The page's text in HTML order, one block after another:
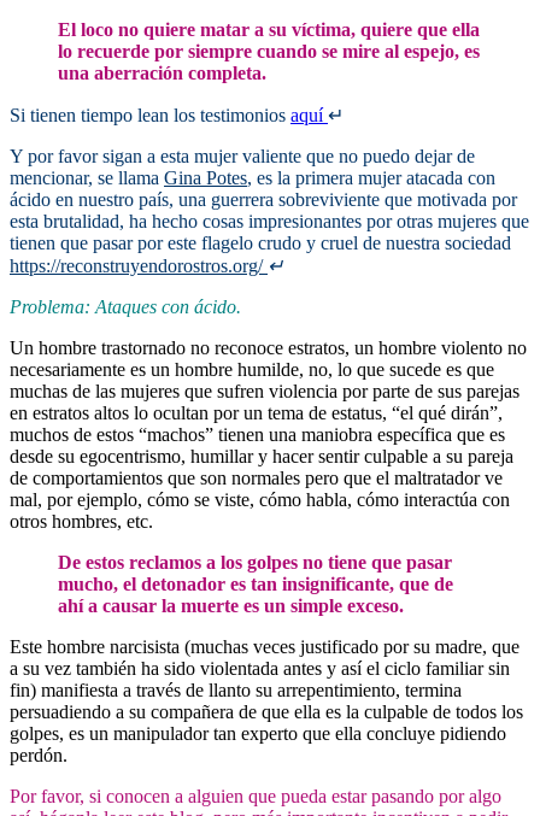
El loco no quiere matar a su víctima, quiere que ella
lo recuerde por siempre cuando se mire al espejo, es
una aberración completa.
Si tienen tiempo lean los testimonios aquí↵
Y por favor sigan a esta mujer valiente que no puedo dejar de
mencionar, se llama Gina Potes, es la primera mujer atacada con
ácido en nuestro país, una guerrera sobreviviente que motivada por
esta brutalidad, ha hecho cosas impresionantes por otras mujeres que
tienen que pasar por este flagelo crudo y cruel de nuestra sociedad
https://reconstruyendorostros.org/ ↵
Problema: Ataques con ácido.
Un hombre trastornado no reconoce estratos, un hombre violento no
necesariamente es un hombre humilde, no, lo que sucede es que
muchas de las mujeres que sufren violencia por parte de sus parejas
en estratos altos lo ocultan por un tema de estatus, “el qué dirán”,
muchos de estos “machos” tienen una maniobra específica que es
desde su egocentrismo, humillar y hacer sentir culpable a su pareja
de comportamientos que son normales pero que el maltratador ve
mal, por ejemplo, cómo se viste, cómo habla, cómo interactúa con
otros hombres, etc.
De estos reclamos a los golpes no tiene que pasar
mucho, el detonador es tan insignificante, que de
ahí a causar la muerte es un simple exceso.
Este hombre narcisista (muchas veces justificado por su madre, que
a su vez también ha sido violentada antes y así el ciclo familiar sin
fin) manifiesta a través de llanto su arrepentimiento, termina
persuadiendo a su compañera de que ella es la culpable de todos los
golpes, es un manipulador tan experto que ella concluye pidiendo
perdón.
Por favor, si conocen a alguien que pueda estar pasando por algo